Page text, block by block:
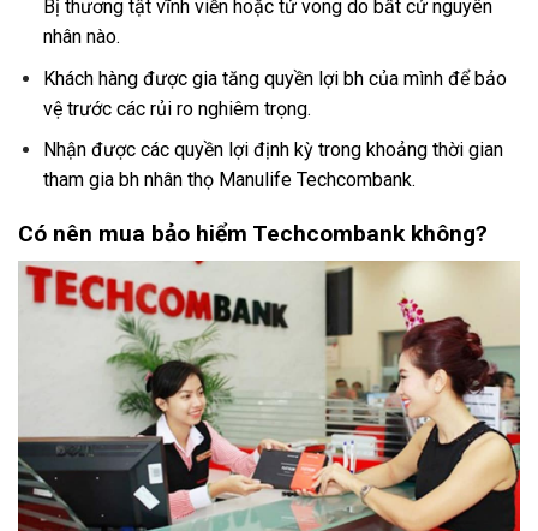
Bị thương tật vĩnh viễn hoặc tử vong do bất cứ nguyên
nhân nào.
Khách hàng được gia tăng quyền lợi bh của mình để bảo
vệ trước các rủi ro nghiêm trọng.
Nhận được các quyền lợi định kỳ trong khoảng thời gian
tham gia bh nhân thọ Manulife Techcombank.
Có nên mua bảo hiểm Techcombank không?